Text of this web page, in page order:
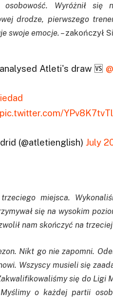
Wyróżnił się
drodze, pierwszego
swoje emocje. –zakończył
analysed Atleti's draw 🆚
pic.twitter.com/YPv8K7tvTl
(@atletienglish) July
miejsca.
się na wysokim
nam skończyć na
Nikt go nie zapomni.
Wszyscy musieli się
się do Ligi
o każdej partii